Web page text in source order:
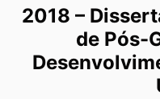
2018 –
de Pós-